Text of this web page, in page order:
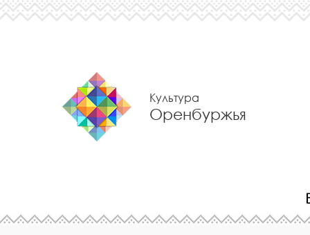
Культура
Оренбуржья